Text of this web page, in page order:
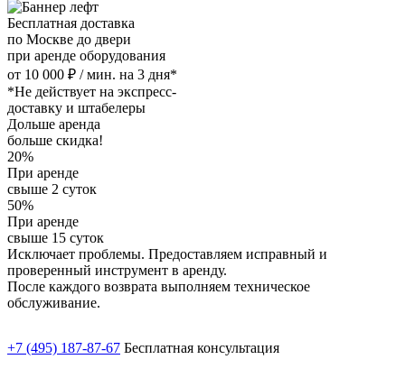
Бесплатная доставка
по Москве до двери
при аренде оборудования
от 10 000 ₽ / мин. на 3 дня*
*Не действует на экспресс-
доставку и штабелеры
Дольше аренда
больше скидка!
20%
При аренде
свыше 2 суток
50%
При аренде
свыше 15 суток
Исключает проблемы. Предоставляем исправный и
проверенный инструмент в аренду.
После каждого возврата выполняем техническое
обслуживание.
+7 (495) 187-87-67 Бесплатная консультация